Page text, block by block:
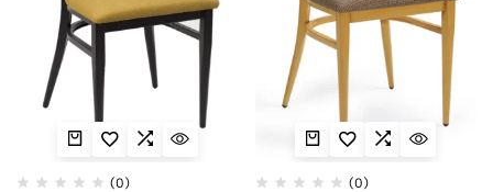
(0) (0)